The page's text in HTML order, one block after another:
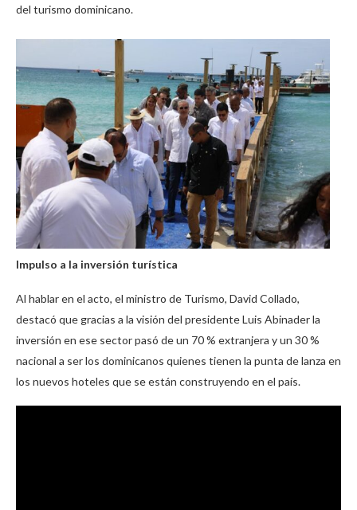
del turismo dominicano.
Impulso a la inversión turística
Al hablar en el acto, el ministro de Turismo, David Collado,
destacó que gracias a la visión del presidente Luis Abinader la
inversión en ese sector pasó de un 70 % extranjera y un 30 %
nacional a ser los dominicanos quienes tienen la punta de lanza en
los nuevos hoteles que se están construyendo en el país.